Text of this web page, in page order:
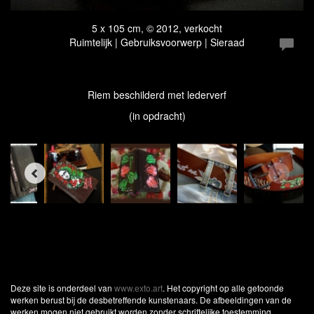
5 x 105 cm, © 2012, verkocht
Ruimtelijk | Gebruiksvoorwerp | Sieraad
Riem beschilderd met lederverf
(in opdracht)
Deze site is onderdeel van www.exto.art. Het copyright op alle getoonde
werken berust bij de desbetreffende kunstenaars. De afbeeldingen van de
werken mogen niet gebruikt worden zonder schriftelijke toestemming.